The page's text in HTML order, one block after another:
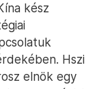
kész
Hszi
elnök egy